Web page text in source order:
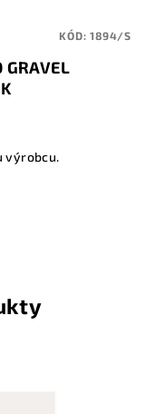
GRAVEL
výrobcu.
KÓD:1894/S